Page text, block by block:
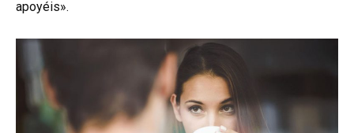
apoyéis».